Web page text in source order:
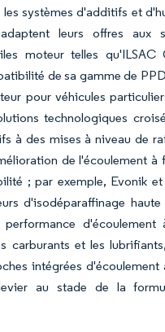
systèmes d'additifs et
leurs offres aux
moteur telles qu'ILSAC
de sa gamme de
pour véhicules
technologiques
à des mises à niveau de
de l'écoulement à
; par exemple, Evonik
d'isodéparaffinage
carburants et les
intégrées d'écoulement
au stade de la